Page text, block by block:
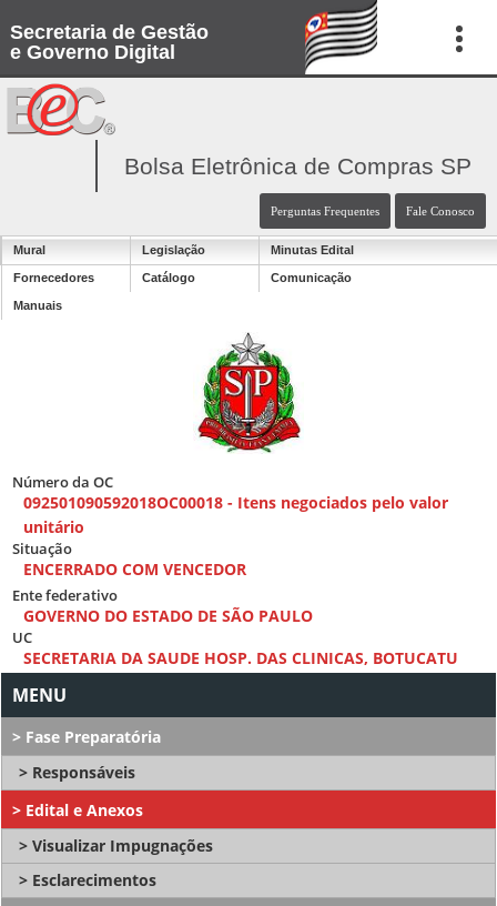
Secretaria de Gestão
e Governo Digital
Bolsa Eletrônica de Compras SP
Perguntas Frequentes Fale Conosco
Mural Legislação Minutas Edital
Fornecedores Catálogo Comunicação
Manuais
Número da OC
092501090592018OC00018 - Itens negociados pelo valor
unitário
Situação
ENCERRADO COM VENCEDOR
Ente federativo
GOVERNO DO ESTADO DE SÃO PAULO
UC
SECRETARIA DA SAUDE HOSP. DAS CLINICAS, BOTUCATU
Fase Preparatória
Responsáveis
Edital e Anexos
Visualizar Impugnações
Esclarecimentos